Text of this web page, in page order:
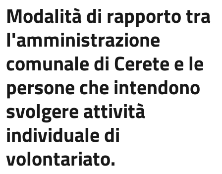
Modalità di rapporto tra
l'amministrazione
comunale di Cerete e le
persone che intendono
svolgere attività
individuale di
volontariato.